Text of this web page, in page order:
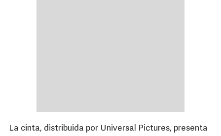
La cinta, distribuida por Universal Pictures, presenta